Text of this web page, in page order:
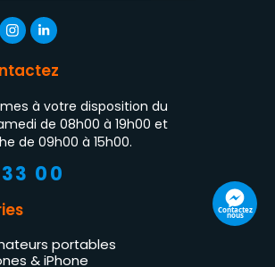
à votre disposition du
de 08h00 à 19h00 et
de 09h00 à 15h00.
00
portables
& iPhone
Contactez
nous